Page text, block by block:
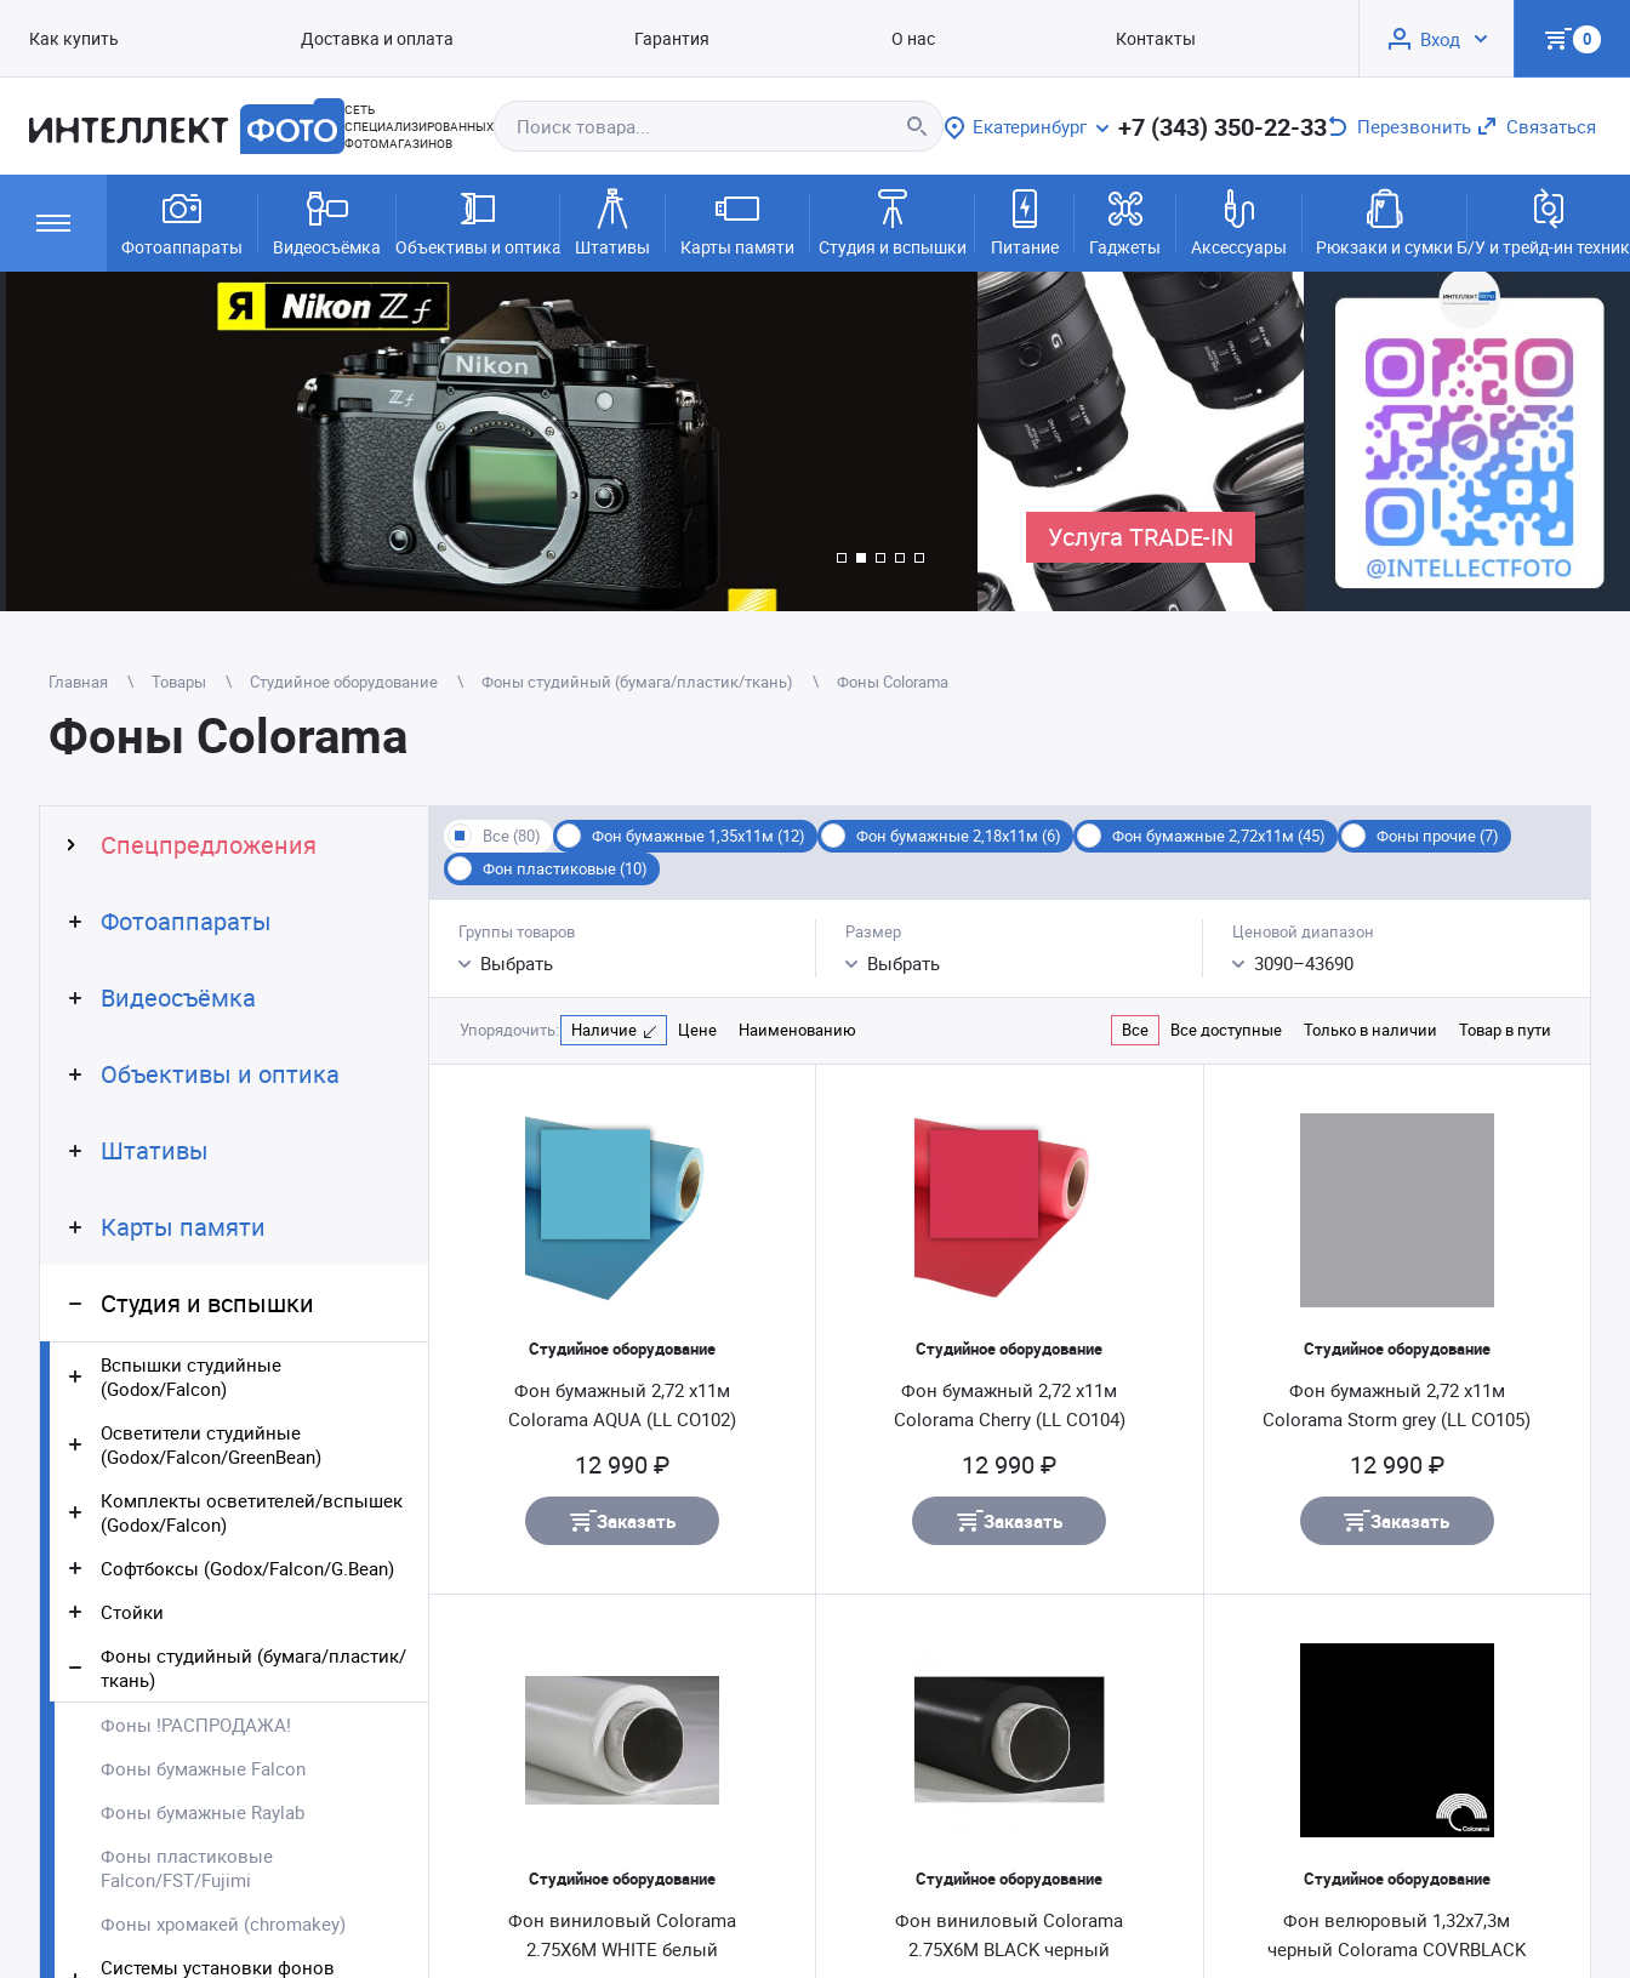
Как купить Доставка и оплата Гарантия О нас Контакты Вход 0
СЕТЬ
СПЕЦИАЛИЗИРОВАННЫХ
ФОТОМАГАЗИНОВ
Екатеринбург +7 (343) 350-22-33 Перезвонить Связаться
Фотоаппараты Видеосъёмка Объективы и оптика Штативы Карты памяти Студия и вспышки Питание Гаджеты Аксессуары Рюкзаки и сумки Б/У и трейд-ин
Услуга TRADE-IN
Главная Товары Студийное оборудование Фоны студийный (бумага/пластик/ткань) Фоны Colorama
Фоны Colorama
Спецпредложения
Фотоаппараты
Видеосъёмка
Объективы и оптика
Штативы
Карты памяти
Студия и вспышки
Вспышки студийные
(Godox/Falcon)
Осветители студийные
(Godox/Falcon/GreenBean)
Комплекты осветителей/вспышек
(Godox/Falcon)
Софтбоксы (Godox/Falcon/G.Bean)
Стойки
Фоны студийный (бумага/пластик/
ткань)
Фоны !РАСПРОДАЖА!
Фоны бумажные Falcon
Фоны бумажные Raylab
Фоны пластиковые
Falcon/FST/Fujimi
Фоны хромакей (chromakey)
Системы установки фонов
Все (80) Фон бумажные 1,35x11м (12) Фон бумажные 2,18х11м (6) Фон бумажные 2,72х11м (45)
Фоны прочие (7)
Фон пластиковые (10)
Группы товаров
Выбрать
Размер
Выбрать
Ценовой диапазон
3090–43690
Упорядочить: Наличие Цене Наименованию Все Все доступные Только в наличии Товар в пути
Студийное оборудование
Фон бумажный 2,72 х11м
Colorama AQUA (LL CO102)
12 990 ₽
Заказать
Студийное оборудование
Фон бумажный 2,72 х11м
Colorama Cherry (LL CO104)
12 990 ₽
Заказать
Студийное оборудование
Фон бумажный 2,72 х11м
Colorama Storm grey (LL CO105)
12 990 ₽
Заказать
Студийное оборудование
Фон виниловый Colorama
2.75X6M WHITE белый
Студийное оборудование
Фон виниловый Colorama
2.75X6M BLACK черный
Студийное оборудование
Фон велюровый 1,32x7,3м
черный Colorama COVRBLACK